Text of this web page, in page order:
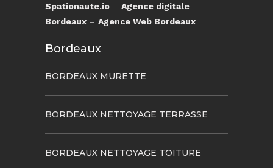
Spationaute.io – Agence digitale
Bordeaux – Agence Web Bordeaux
Bordeaux
BORDEAUX MURETTE
BORDEAUX NETTOYAGE TERRASSE
BORDEAUX NETTOYAGE TOITURE